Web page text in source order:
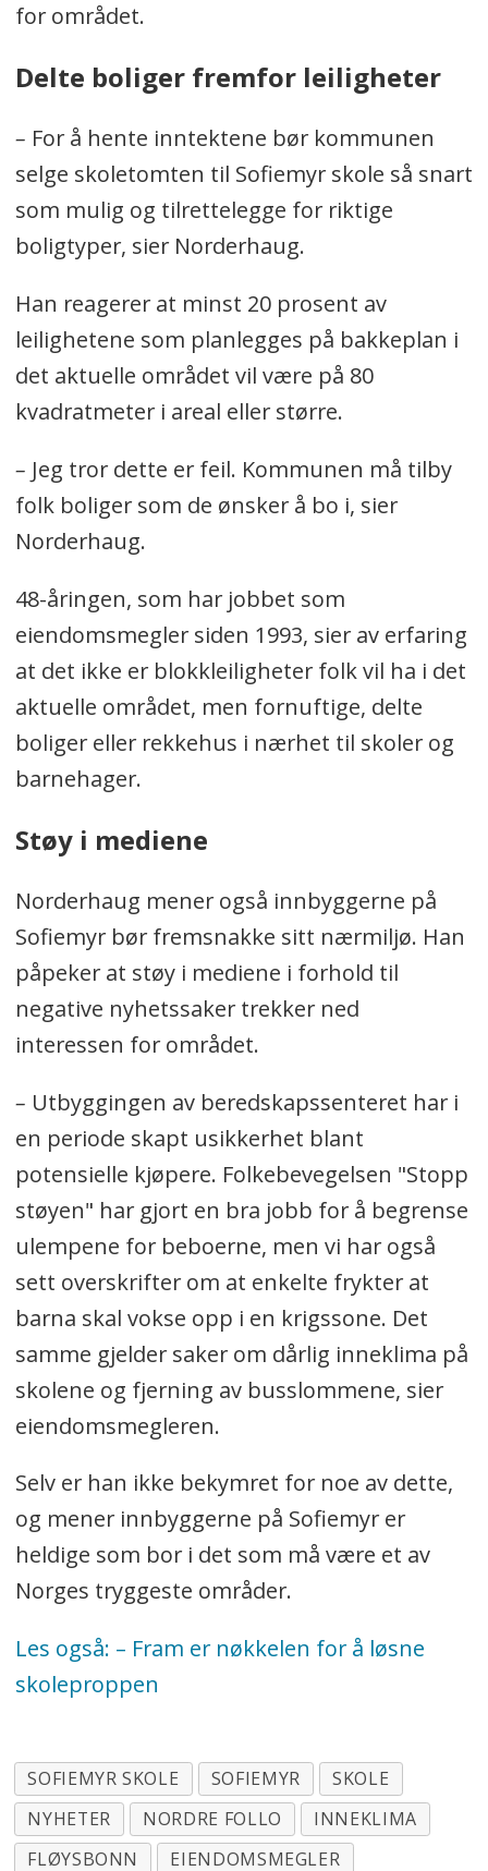
for området.
Delte boliger fremfor leiligheter
– For å hente inntektene bør kommunen
selge skoletomten til Sofiemyr skole så snart
som mulig og tilrettelegge for riktige
boligtyper, sier Norderhaug.
Han reagerer at minst 20 prosent av
leilighetene som planlegges på bakkeplan i
det aktuelle området vil være på 80
kvadratmeter i areal eller større.
– Jeg tror dette er feil. Kommunen må tilby
folk boliger som de ønsker å bo i, sier
Norderhaug.
48-åringen, som har jobbet som
eiendomsmegler siden 1993, sier av erfaring
at det ikke er blokkleiligheter folk vil ha i det
aktuelle området, men fornuftige, delte
boliger eller rekkehus i nærhet til skoler og
barnehager.
Støy i mediene
Norderhaug mener også innbyggerne på
Sofiemyr bør fremsnakke sitt nærmiljø. Han
påpeker at støy i mediene i forhold til
negative nyhetssaker trekker ned
interessen for området.
– Utbyggingen av beredskapssenteret har i
en periode skapt usikkerhet blant
potensielle kjøpere. Folkebevegelsen "Stopp
støyen" har gjort en bra jobb for å begrense
ulempene for beboerne, men vi har også
sett overskrifter om at enkelte frykter at
barna skal vokse opp i en krigssone. Det
samme gjelder saker om dårlig inneklima på
skolene og fjerning av busslommene, sier
eiendomsmegleren.
Selv er han ikke bekymret for noe av dette,
og mener innbyggerne på Sofiemyr er
heldige som bor i det som må være et av
Norges tryggeste områder.
Les også: – Fram er nøkkelen for å løsne
skoleproppen
SOFIEMYR SKOLE SOFIEMYR
SKOLE
NYHETER
NORDRE FOLLO
INNEKLIMA
FLØYSBONN
EIENDOMSMEGLER